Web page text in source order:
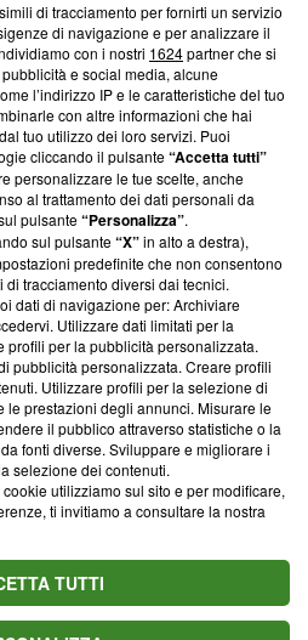
trasparenti su Blasting
e su come ci impegniamo a
afferma la nostra aderenza a
Blasting News non è
ma ha richiesto di farne
effettuato una verifica di
Via Carlo Frasca, 3 - 6900
0690258937
di tracciamento per fornirti un servizio
di navigazione e per analizzare il
con i nostri 1624partner che si
e social media, alcune
l’indirizzo IP e le caratteristiche del tuo
con altre informazioni che hai
tuo utilizzo dei loro servizi. Puoi
cliccando il pulsante“Accetta tutti”
personalizzare le tue scelte, anche
al trattamento dei dati personali da
pulsante“Personalizza”.
sul pulsante“X”in alto a destra),
predefinite che non consentono
di tracciamento diversi dai tecnici.
dati di navigazione per: Archiviare
Utilizzare dati limitati per la
per la pubblicità personalizzata.
pubblicità personalizzata. Creare profili
Utilizzare profili per la selezione di
le prestazioni degli annunci. Misurare le
il pubblico attraverso statistiche o la
fonti diverse. Sviluppare e migliorare i
selezione dei contenuti.
utilizziamo sul sito e per modificare,
ti invitiamo a consultare la nostra
TUTTI